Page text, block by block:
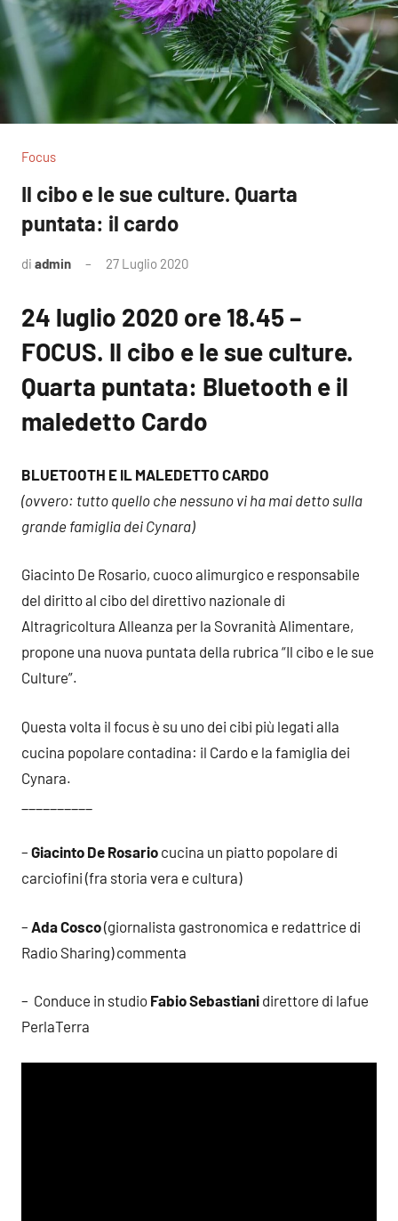
Focus
Il cibo e le sue culture. Quarta
puntata: il cardo
di admin 27 Luglio 2020
24 luglio 2020 ore 18.45 –
FOCUS. Il cibo e le sue culture.
Quarta puntata: Bluetooth e il
maledetto Cardo
BLUETOOTH E IL MALEDETTO CARDO
(ovvero: tutto quello che nessuno vi ha mai detto sulla
grande famiglia dei Cynara)
Giacinto De Rosario, cuoco alimurgico e responsabile
del diritto al cibo del direttivo nazionale di
Altragricoltura Alleanza per la Sovranità Alimentare,
propone una nuova puntata della rubrica “Il cibo e le sue
Culture”.
Questa volta il focus è su uno dei cibi più legati alla
cucina popolare contadina: il Cardo e la famiglia dei
Cynara.
– Giacinto De Rosario cucina un piatto popolare di
carciofini (fra storia vera e cultura)
– Ada Cosco(giornalista gastronomica e redattrice di
Radio Sharing) commenta
– Conduce in studio Fabio Sebastiani direttore di Iafue
PerlaTerra